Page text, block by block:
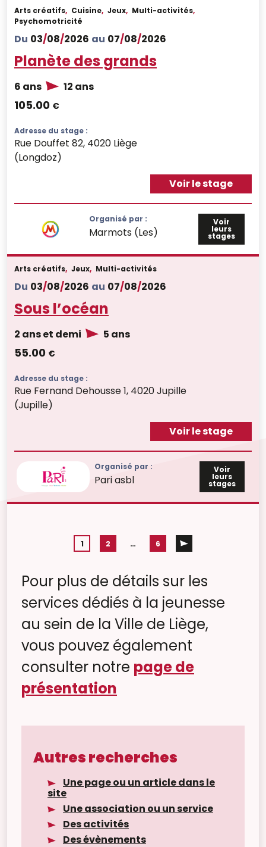
Organisé par :
Marmots (Les)
Voir
leurs
stages
Arts créatifs, Cuisine, Jeux, Multi-activités,
Psychomotricité
Du 03/08/2026 au 07/08/2026
Planète des grands
6 ans 12 ans
105.00 €
Adresse du stage :
Rue Douffet 82, 4020 Liège
(Longdoz)
Voir le stage
Organisé par :
Pari asbl
Voir
leurs
stages
Arts créatifs, Jeux, Multi-activités
Du 03/08/2026 au 07/08/2026
Sous l’océan
2 ans et demi 5 ans
55.00 €
Adresse du stage :
Rue Fernand Dehousse 1, 4020 Jupille
(Jupille)
Voir le stage
1 2 … 6
Pour plus de détails sur les
services dédiés à la jeunesse
au sein de la Ville de Liège,
vous pouvez également
consulter notre page de
présentation
Autres recherches
Une page ou un article dans le
site
Une association ou un service
Des activités
Des évènements